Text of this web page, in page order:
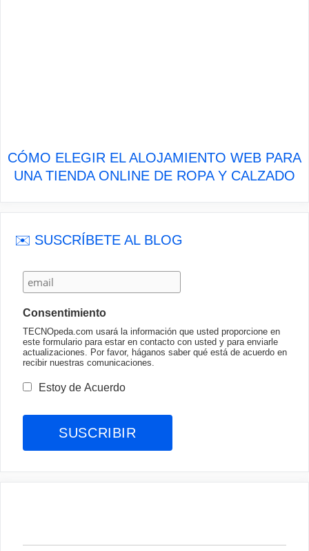
CÓMO ELEGIR EL ALOJAMIENTO WEB PARA
UNA TIENDA ONLINE DE ROPA Y CALZADO
✉️ SUSCRÍBETE AL BLOG
Consentimiento
TECNOpeda.com usará la información que usted proporcione en
este formulario para estar en contacto con usted y para enviarle
actualizaciones. Por favor, háganos saber qué está de acuerdo en
recibir nuestras comunicaciones.
Estoy de Acuerdo